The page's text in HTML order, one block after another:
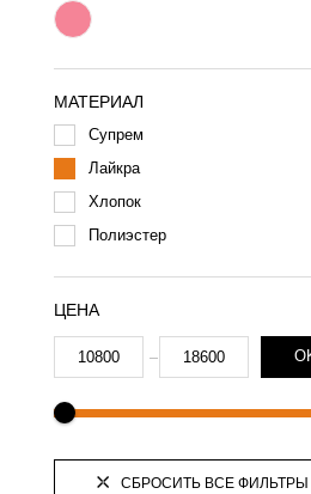
МАТЕРИАЛ
Супрем
Лайкра
Хлопок
Полиэстер
ЦЕНА
СБРОСИТЬ ВСЕ ФИЛЬТРЫ